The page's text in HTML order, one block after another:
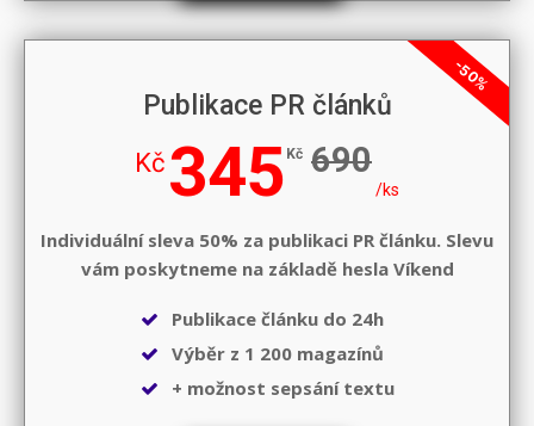
-50%
Publikace PR článků
Kč 345 Kč 690
/ks
Individuální sleva 50% za publikaci PR článku. Slevu
vám poskytneme na základě hesla Víkend
Publikace článku do 24h
Výběr z 1 200 magazínů
+ možnost sepsání textu